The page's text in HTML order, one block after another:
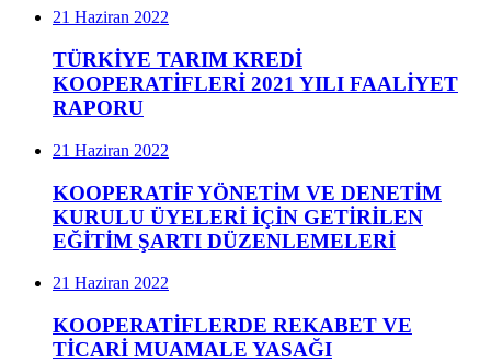
21 Haziran 2022
TÜRKİYE TARIM KREDİ
KOOPERATİFLERİ 2021 YILI FAALİYET
RAPORU
21 Haziran 2022
KOOPERATİF YÖNETİM VE DENETİM
KURULU ÜYELERİ İÇİN GETİRİLEN
EĞİTİM ŞARTI DÜZENLEMELERİ
21 Haziran 2022
KOOPERATİFLERDE REKABET VE
TİCARİ MUAMALE YASAĞI